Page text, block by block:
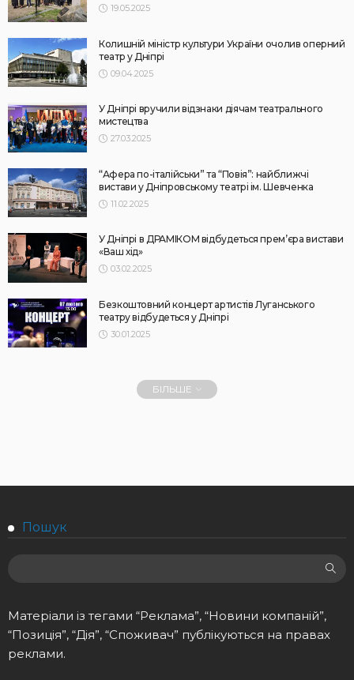
19.05.2025
Колишній міністр культури України очолив оперний
театр у Дніпрі
09.04.2025
У Дніпрі вручили відзнаки діячам театрального
мистецтва
27.03.2025
“Афера по-італійськи” та “Повія”: найближчі
вистави у Дніпровському театрі ім. Шевченка
11.02.2025
У Дніпрі в ДРАМІКОМ відбудеться прем’єра вистави
«Ваш хід»
03.02.2025
Безкоштовний концерт артистів Луганського
театру відбудеться у Дніпрі
30.01.2025
БІЛЬШЕ
Пошук
Матеріали із тегами “Реклама”, “Новини компаній”,
“Позиція”, “Дія”, “Споживач” публікуються на правах
реклами.